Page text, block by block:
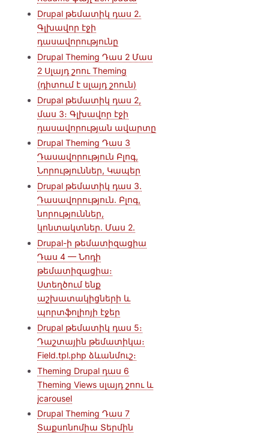
Drupal թեմատիկ դաս 2.
Գլխավոր էջի
դասավորությունը
Drupal Theming Դաս 2 Մաս
2 Սլայդ շոու Theming
(դիտում է սլայդ շոուն)
Drupal թեմատիկ դաս 2,
մաս 3։ Գլխավոր էջի
դասավորության ավարտը
Drupal Theming Դաս 3
Դասավորություն Բլոգ,
Նորություններ, Կապեր
Drupal թեմատիկ դաս 3.
Դասավորություն. Բլոգ,
նորություններ,
կոնտակտներ. Մաս 2.
Drupal-ի թեմատիզացիա
Դաս 4 — Նոդի
թեմատիզացիա։
Ստեղծում ենք
աշխատակիցների և
պորտֆոլիոյի էջեր
Drupal թեմատիկ դաս 5։
Դաշտային թեմատիկա։
Field.tpl.php ձևանմուշ։
Theming Drupal դաս 6
Theming Views սլայդ շոու և
jcarousel
Drupal Theming Դաս 7
Տաքսոնոմիա Տերմին